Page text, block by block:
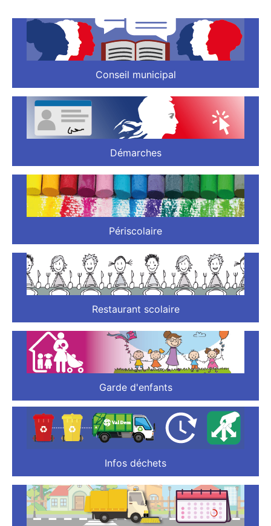
Conseil municipal
Démarches
Périscolaire
Restaurant scolaire
Garde d'enfants
Infos déchets